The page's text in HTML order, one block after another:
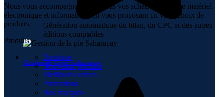
Génération automatique du bilan, du CPC et des autres
éditions comptables
Gestion de la pie Saharapay
Nous vous accompagnons dans tous vos achats en ligne de matériel
électronique et informatique en vous proposant un vaste choix de
produits.
Produits
Boutique
Nouveaux produits
Meilleures ventes
Promotions
Nos marques